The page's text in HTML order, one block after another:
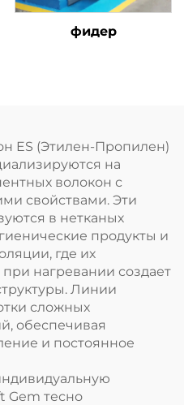
фидер
ES (Этилен-Пропилен)
на
волокон с
свойствами. Эти
в нетканых
продукты и
где их
нагревании создает
Линии
сложных
обеспечивая
и постоянное
Gem тесно